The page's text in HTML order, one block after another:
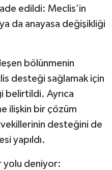
edildi: Meclis’in
da anayasa değişikliği
bölünmenin
desteği sağlamak için
belirtildi. Ayrıca
ilişkin bir çözüm
desteğini de
yapıldı.
yolu deniyor: